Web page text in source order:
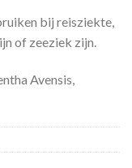
bij reisziekte,
of zeeziek zijn.
Avensis,